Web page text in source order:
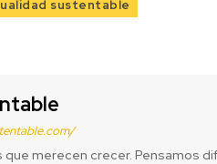
sustentable
que merecen crecer. Pensamos